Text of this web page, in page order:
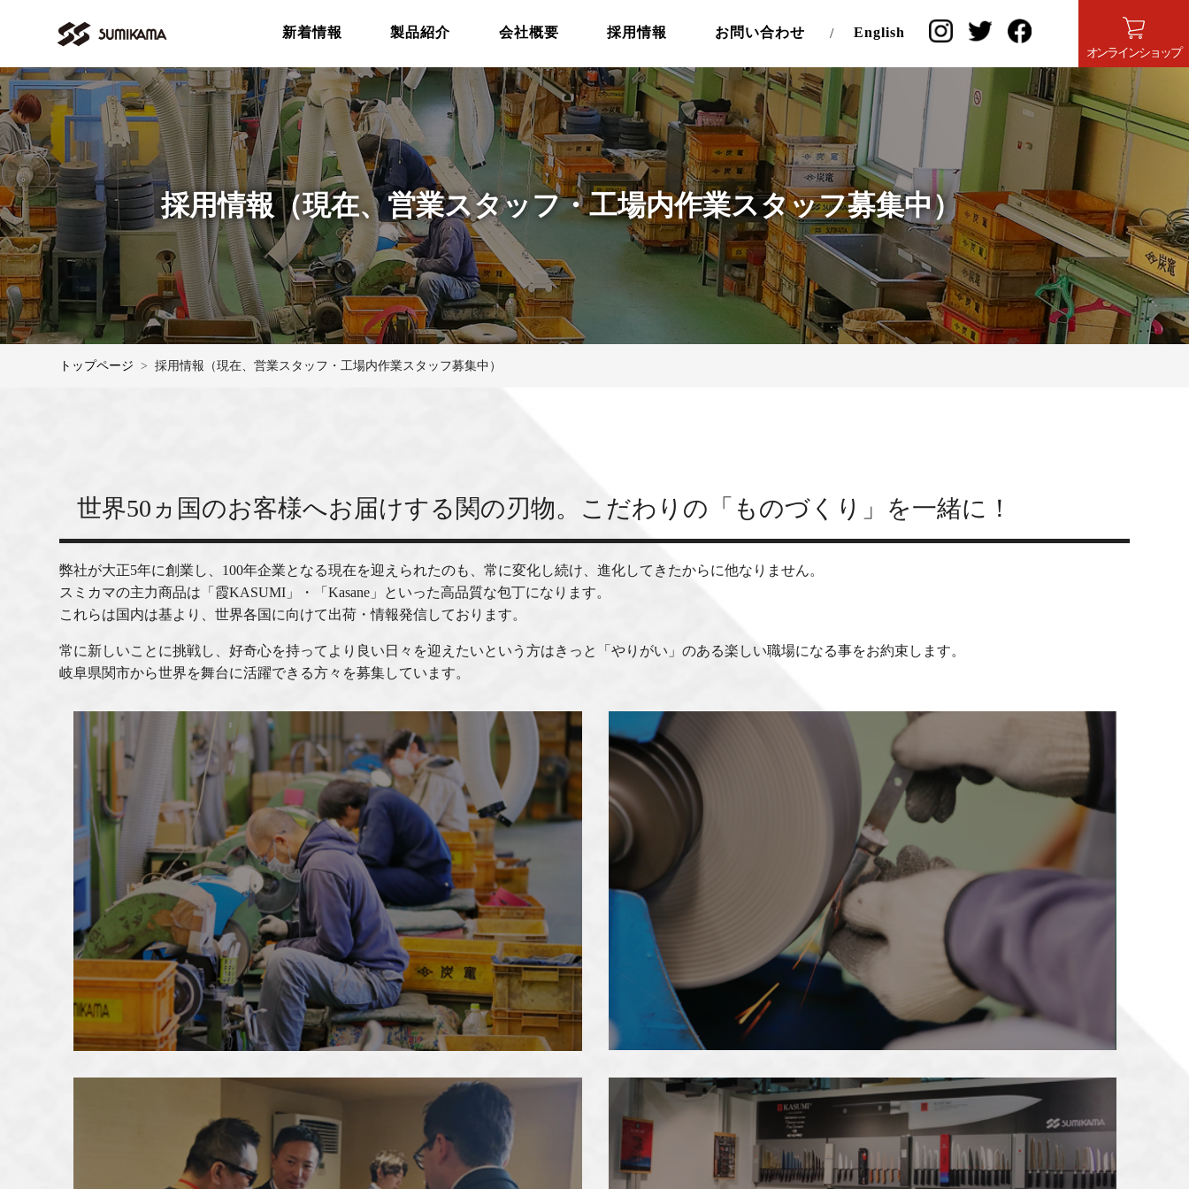
新着情報 製品紹介 会社概要 採用情報 お問い合わせ English
オンラインショップ
採用情報（現在、営業スタッフ・工場内作業スタッフ募集中）
トップページ 採用情報（現在、営業スタッフ・工場内作業スタッフ募集中）
世界50ヵ国のお客様へお届けする関の刃物。こだわりの「ものづくり」を一緒に！
弊社が大正5年に創業し、100年企業となる現在を迎えられたのも、常に変化し続け、進化してきたからに他なりません。
スミカマの主力商品は「霞KASUMI」・「Kasane」といった高品質な包丁になります。
これらは国内は基より、世界各国に向けて出荷・情報発信しております。
常に新しいことに挑戦し、好奇心を持ってより良い日々を迎えたいという方はきっと「やりがい」のある楽しい職場になる事をお約束します。
岐阜県関市から世界を舞台に活躍できる方々を募集しています。